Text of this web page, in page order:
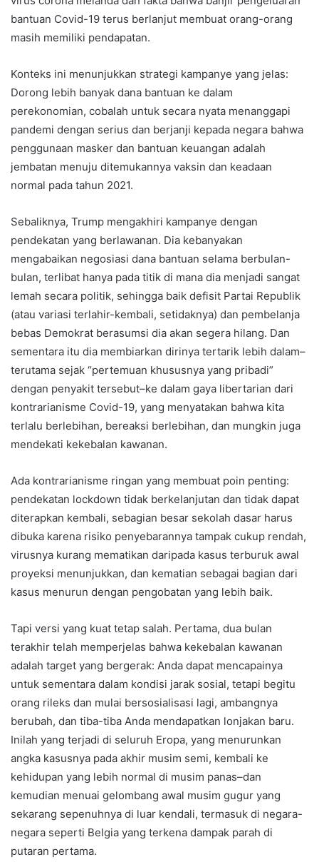
bantuan Covid-19 terus berlanjut membuat orang-orang
masih memiliki pendapatan.
Konteks ini menunjukkan strategi kampanye yang jelas:
Dorong lebih banyak dana bantuan ke dalam
perekonomian, cobalah untuk secara nyata menanggapi
pandemi dengan serius dan berjanji kepada negara bahwa
penggunaan masker dan bantuan keuangan adalah
jembatan menuju ditemukannya vaksin dan keadaan
normal pada tahun 2021.
Sebaliknya, Trump mengakhiri kampanye dengan
pendekatan yang berlawanan. Dia kebanyakan
mengabaikan negosiasi dana bantuan selama berbulan-
bulan, terlibat hanya pada titik di mana dia menjadi sangat
lemah secara politik, sehingga baik defisit Partai Republik
(atau variasi terlahir-kembali, setidaknya) dan pembelanja
bebas Demokrat berasumsi dia akan segera hilang. Dan
sementara itu dia membiarkan dirinya tertarik lebih dalam–
terutama sejak “pertemuan khususnya yang pribadi”
dengan penyakit tersebut–ke dalam gaya libertarian dari
kontrarianisme Covid-19, yang menyatakan bahwa kita
terlalu berlebihan, bereaksi berlebihan, dan mungkin juga
mendekati kekebalan kawanan.
Ada kontrarianisme ringan yang membuat poin penting:
pendekatan lockdown tidak berkelanjutan dan tidak dapat
diterapkan kembali, sebagian besar sekolah dasar harus
dibuka karena risiko penyebarannya tampak cukup rendah,
virusnya kurang mematikan daripada kasus terburuk awal
proyeksi menunjukkan, dan kematian sebagai bagian dari
kasus menurun dengan pengobatan yang lebih baik.
Tapi versi yang kuat tetap salah. Pertama, dua bulan
terakhir telah memperjelas bahwa kekebalan kawanan
adalah target yang bergerak: Anda dapat mencapainya
untuk sementara dalam kondisi jarak sosial, tetapi begitu
orang rileks dan mulai bersosialisasi lagi, ambangnya
berubah, dan tiba-tiba Anda mendapatkan lonjakan baru.
Inilah yang terjadi di seluruh Eropa, yang menurunkan
angka kasusnya pada akhir musim semi, kembali ke
kehidupan yang lebih normal di musim panas–dan
kemudian menuai gelombang awal musim gugur yang
sekarang sepenuhnya di luar kendali, termasuk di negara-
negara seperti Belgia yang terkena dampak parah di
putaran pertama.